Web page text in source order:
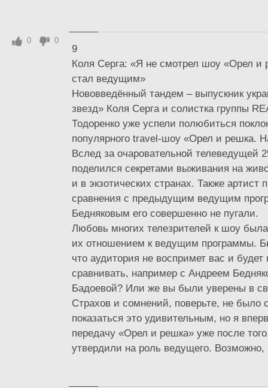
9
Коля Серга: «Я не смотрел шоу «Орел и
стал ведущим»
Нововведённый тандем – выпускник
звезд» Коля Серга и солистка группы
Тодоренко уже успели полюбиться
популярного travel-шоу «Орел и решка.
Вслед за очаровательной телеведущей
поделился секретами выживания на
и в экзотических странах. Также артист
сравнения с предыдущим ведущим
Бедняковым его совершенно не пугали.
Любовь многих телезрителей к шоу
их отношением к ведущим программы.
что аудитория не воспримет вас и будет
сравнивать, например с Андреем
Бадоевой? Или же вы были уверены в
Страхов и сомнений, поверьте, не было
показаться это удивительным, но я
передачу «Орел и решка» уже после
утвердили на роль ведущего.
0 0